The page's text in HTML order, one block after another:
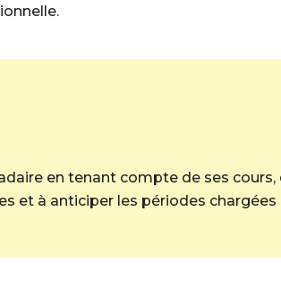
en tenant compte de ses cours,
et à anticiper les périodes